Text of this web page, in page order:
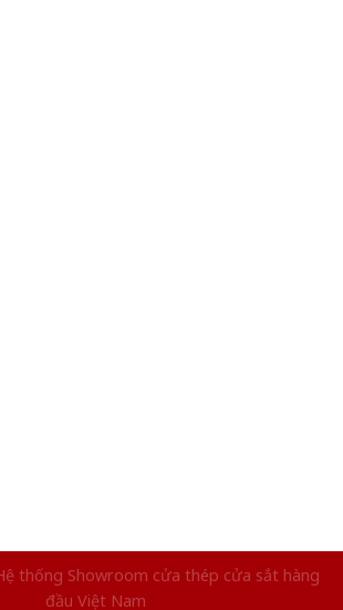
thống Showroom cửa thép cửa sắt hàng
đầu Việt Nam